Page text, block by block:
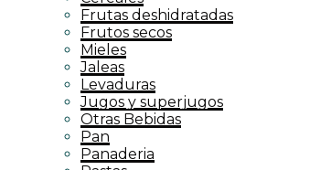
Frutas deshidratadas
Frutos secos
Mieles
Jaleas
Levaduras
Jugos y superjugos
Otras Bebidas
Pan
Panaderia